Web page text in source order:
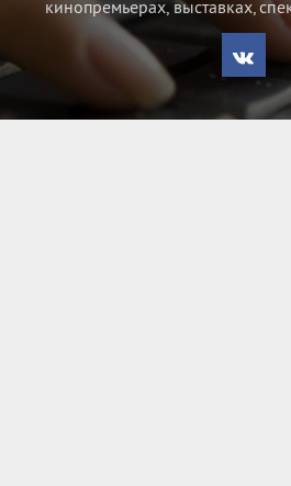
кинопремьерах, выставках,